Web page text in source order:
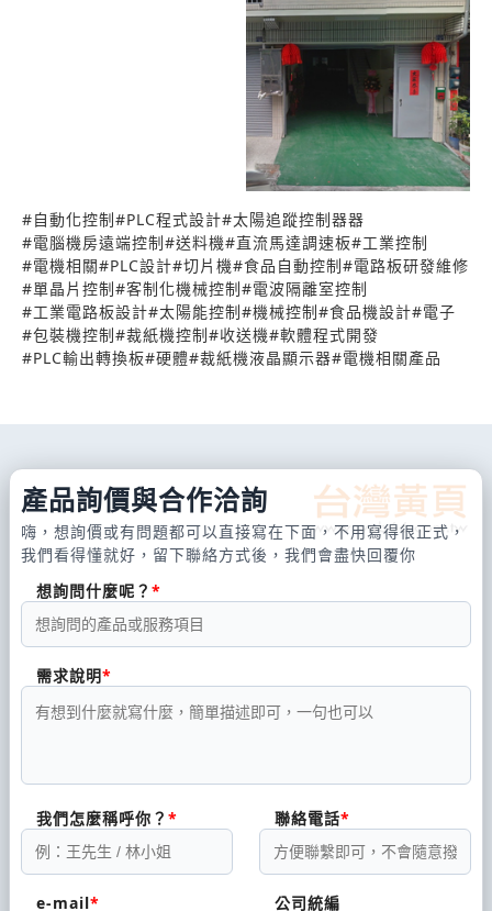
#自動化控制#PLC程式設計#太陽追蹤控制器器
#電腦機房遠端控制#送料機#直流馬達調速板#工業控制
#電機相關#PLC設計#切片機#食品自動控制#電路板研發維修
#單晶片控制#客制化機械控制#電波隔離室控制
#工業電路板設計#太陽能控制#機械控制#食品機設計#電子
#包裝機控制#裁紙機控制#收送機#軟體程式開發
#PLC輸出轉換板#硬體#裁紙機液晶顯示器#電機相關產品
產品詢價與合作洽詢
嗨，想詢價或有問題都可以直接寫在下面，不用寫得很正式，
我們看得懂就好，留下聯絡方式後，我們會盡快回覆你
想詢問什麼呢？
需求說明
我們怎麼稱呼你？ 聯絡電話
e-mail 公司統編